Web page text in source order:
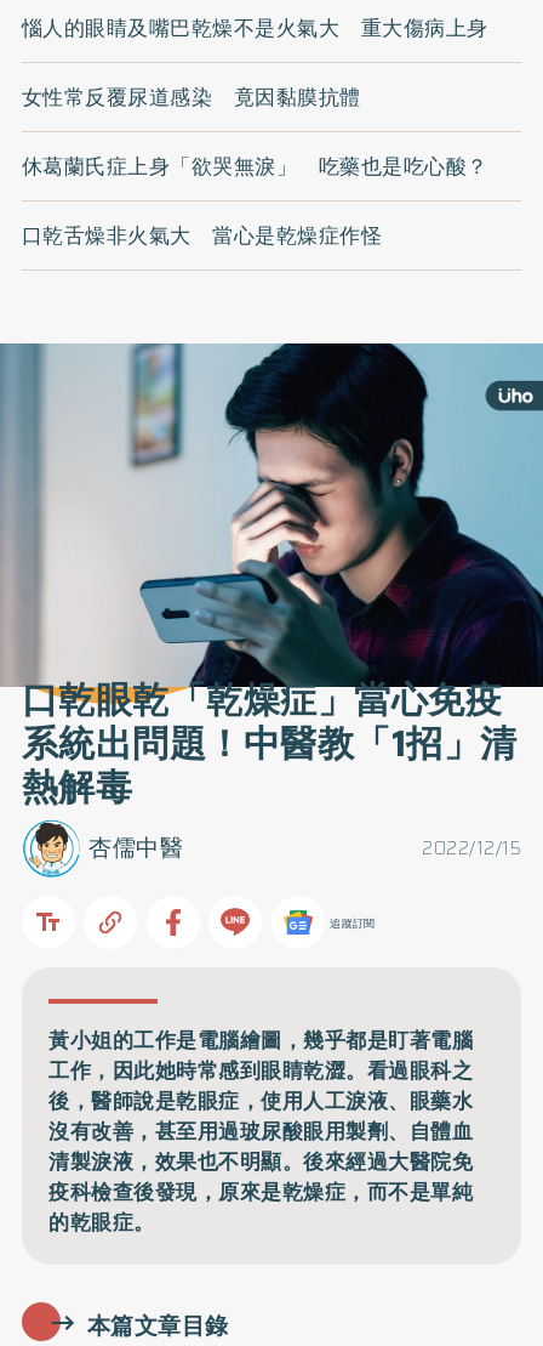
惱人的眼睛及嘴巴乾燥不是火氣大 重大傷病上身
女性常反覆尿道感染 竟因黏膜抗體
休葛蘭氏症上身「欲哭無淚」 吃藥也是吃心酸？
口乾舌燥非火氣大 當心是乾燥症作怪
口乾眼乾「乾燥症」當心免疫
系統出問題！中醫教「1招」清
熱解毒
2022/12/15
杏儒中醫
追蹤訂閱
黃小姐的工作是電腦繪圖，幾乎都是盯著電腦
工作，因此她時常感到眼睛乾澀。看過眼科之
後，醫師說是乾眼症，使用人工淚液、眼藥水
沒有改善，甚至用過玻尿酸眼用製劑、自體血
清製淚液，效果也不明顯。後來經過大醫院免
疫科檢查後發現，原來是乾燥症，而不是單純
的乾眼症。
本篇文章目錄